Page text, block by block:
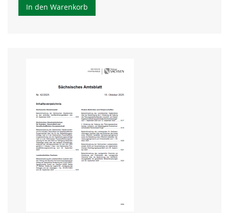
In den Warenkorb